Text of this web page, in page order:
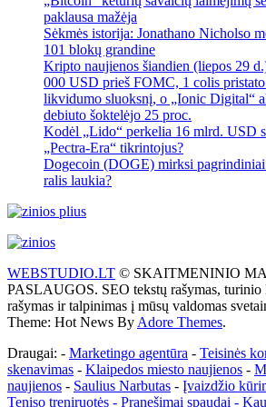
paklausa mažėja
Sėkmės istorija: Jonathano Nicholso
101 blokų grandine
Kripto naujienos šiandien (liepos 29
000 USD prieš FOMC, 1 colis
likvidumo sluoksnį, o „Ionic Digital“
debiuto šoktelėjo 25 proc.
Kodėl „Lido“ perkelia 16 mlrd. USD
„Pectra-Era“ tikrintojus?
Dogecoin (DOGE) mirksi
ralis laukia?
WEBSTUDIO.LT © SKAITMENINIO
PASLAUGOS. SEO tekstų rašymas, turinio
rašymas ir talpinimas į mūsų valdomas
Theme: Hot News By Adore Themes.
Draugai: - Marketingo agentūra - Teisinės
skenavimas - Klaipedos miesto naujienos -
naujienos - Saulius Narbutas - Įvaizdžio
Teniso treniruotės - Pranešimai spaudai -